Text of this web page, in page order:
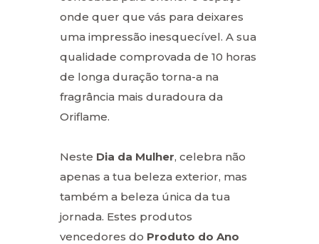
onde quer que vás para deixares
uma impressão inesquecível. A sua
qualidade comprovada de 10 horas
de longa duração torna-a na
fragrância mais duradoura da
Oriflame.
Neste Dia da Mulher, celebra não
apenas a tua beleza exterior, mas
também a beleza única da tua
jornada. Estes produtos
vencedores do Produto do Ano